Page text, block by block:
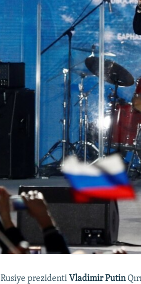
Rusiye prezidenti Vladimir Putin